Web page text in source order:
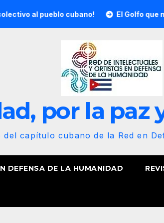
al pueblo cubano! El Golfo que nos
por la paz
del capítulo cubano de la Red en
DEFENSA DE LA HUMANIDAD